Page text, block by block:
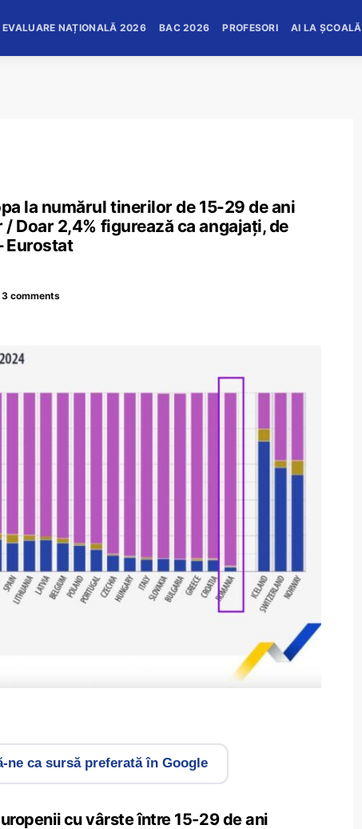
EVALUARE NAȚIONALĂ 2026 BAC 2026 PROFESORI AI LA ȘCOALĂ
la numărul tinerilor de 15-29 de ani
Doar 2,4% figurează ca angajați, de
Eurostat
3 comments
ne ca sursă preferată în Google
cu vârste între 15-29 de ani